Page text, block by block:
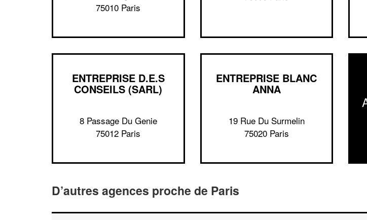
75010 Paris
ENTREPRISE D.E.S
CONSEILS (SARL)
8 Passage Du Genie
75012 Paris
ENTREPRISE BLANC
ANNA
19 Rue Du Surmelin
75020 Paris
D’autres agences proche de Paris